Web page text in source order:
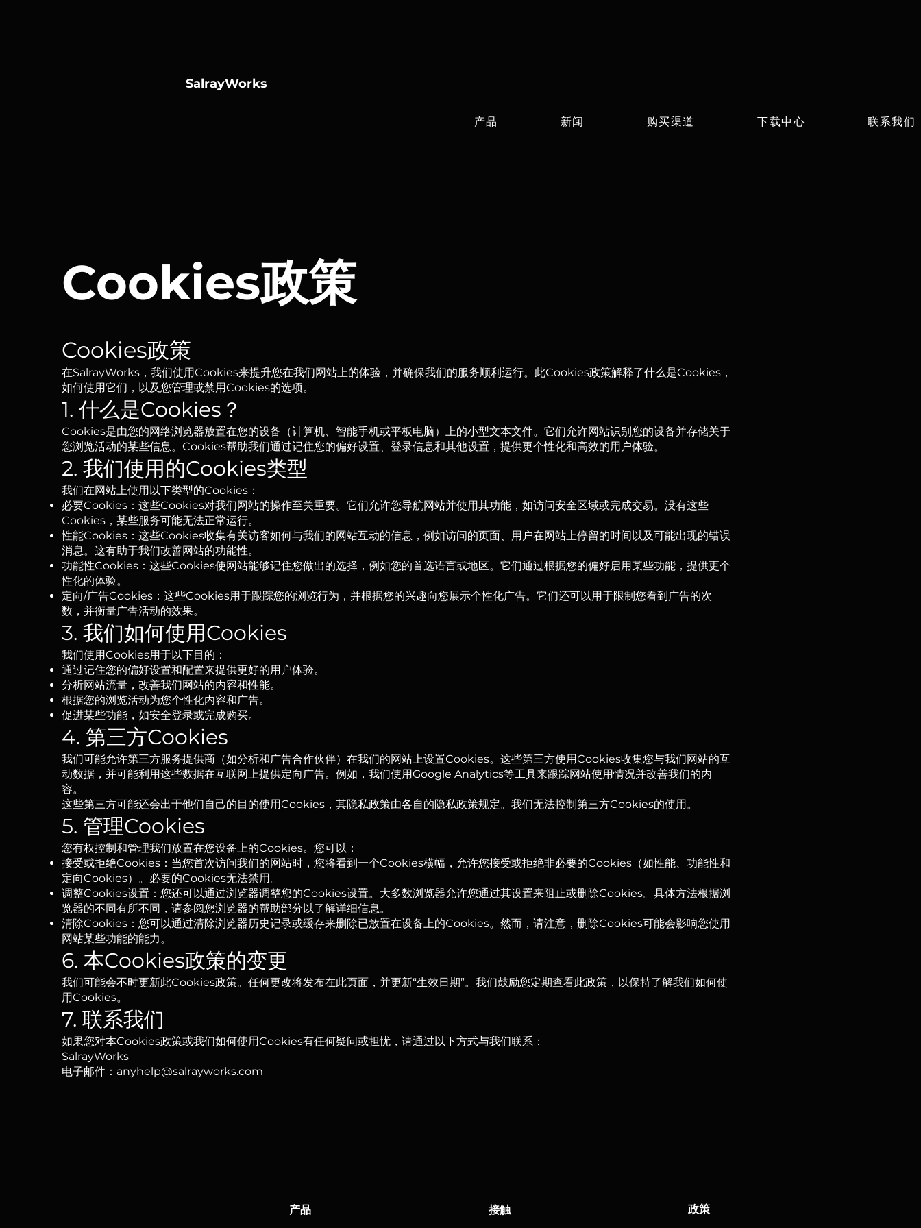
SalrayWorks
产品 新闻 购买渠道 下载中心 联系我们
Cookies政策
Cookies政策
在SalrayWorks，我们使用Cookies来提升您在我们网站上的体验，并确保我们的服务顺利运行。此Cookies政策解释了什么是Cookies，
如何使用它们，以及您管理或禁用Cookies的选项。
1. 什么是Cookies？
Cookies是由您的网络浏览器放置在您的设备（计算机、智能手机或平板电脑）上的小型文本文件。它们允许网站识别您的设备并存储关于
您浏览活动的某些信息。Cookies帮助我们通过记住您的偏好设置、登录信息和其他设置，提供更个性化和高效的用户体验。
2. 我们使用的Cookies类型
我们在网站上使用以下类型的Cookies：
必要Cookies：这些Cookies对我们网站的操作至关重要。它们允许您导航网站并使用其功能，如访问安全区域或完成交易。没有这些
Cookies，某些服务可能无法正常运行。
性能Cookies：这些Cookies收集有关访客如何与我们的网站互动的信息，例如访问的页面、用户在网站上停留的时间以及可能出现的错误
消息。这有助于我们改善网站的功能性。
功能性Cookies：这些Cookies使网站能够记住您做出的选择，例如您的首选语言或地区。它们通过根据您的偏好启用某些功能，提供更个
性化的体验。
定向/广告Cookies：这些Cookies用于跟踪您的浏览行为，并根据您的兴趣向您展示个性化广告。它们还可以用于限制您看到广告的次
数，并衡量广告活动的效果。
3. 我们如何使用Cookies
我们使用Cookies用于以下目的：
通过记住您的偏好设置和配置来提供更好的用户体验。
分析网站流量，改善我们网站的内容和性能。
根据您的浏览活动为您个性化内容和广告。
促进某些功能，如安全登录或完成购买。
4. 第三方Cookies
我们可能允许第三方服务提供商（如分析和广告合作伙伴）在我们的网站上设置Cookies。这些第三方使用Cookies收集您与我们网站的互
动数据，并可能利用这些数据在互联网上提供定向广告。例如，我们使用Google Analytics等工具来跟踪网站使用情况并改善我们的内
容。
这些第三方可能还会出于他们自己的目的使用Cookies，其隐私政策由各自的隐私政策规定。我们无法控制第三方Cookies的使用。
5. 管理Cookies
您有权控制和管理我们放置在您设备上的Cookies。您可以：
接受或拒绝Cookies：当您首次访问我们的网站时，您将看到一个Cookies横幅，允许您接受或拒绝非必要的Cookies（如性能、功能性和
定向Cookies）。必要的Cookies无法禁用。
调整Cookies设置：您还可以通过浏览器调整您的Cookies设置。大多数浏览器允许您通过其设置来阻止或删除Cookies。具体方法根据浏
览器的不同有所不同，请参阅您浏览器的帮助部分以了解详细信息。
清除Cookies：您可以通过清除浏览器历史记录或缓存来删除已放置在设备上的Cookies。然而，请注意，删除Cookies可能会影响您使用
网站某些功能的能力。
6. 本Cookies政策的变更
我们可能会不时更新此Cookies政策。任何更改将发布在此页面，并更新“生效日期”。我们鼓励您定期查看此政策，以保持了解我们如何使
用Cookies。
7. 联系我们
如果您对本Cookies政策或我们如何使用Cookies有任何疑问或担忧，请通过以下方式与我们联系：
SalrayWorks
电子邮件：anyhelp@salrayworks.com
产品 接触 政策